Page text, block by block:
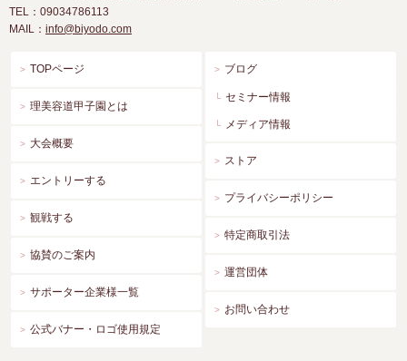
TEL：09034786113
MAIL： info@biyodo.com
TOPページ
理美容道甲子園とは
大会概要
エントリーする
観戦する
協賛のご案内
サポーター企業様一覧
公式バナー・ロゴ使用規定
ブログ
セミナー情報
メディア情報
ストア
プライバシーポリシー
特定商取引法
運営団体
お問い合わせ